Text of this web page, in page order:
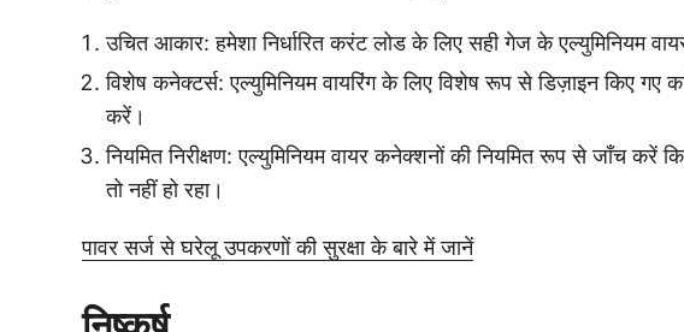
उचित आकार: हमेशा निर्धारित करंट लोड के लिए सही गेज के एल्युमिनियम
विशेष कनेक्टर्स: एल्युमिनियम वायरिंग के लिए विशेष रूप से डिज़ाइन किए गए
करें।
नियमित निरीक्षण: एल्युमिनियम वायर कनेक्शनों की नियमित रूप से जाँच करें
तो नहीं हो रहा।
पावर सर्ज से घरेलू उपकरणों की सुरक्षा के बारे में जानें